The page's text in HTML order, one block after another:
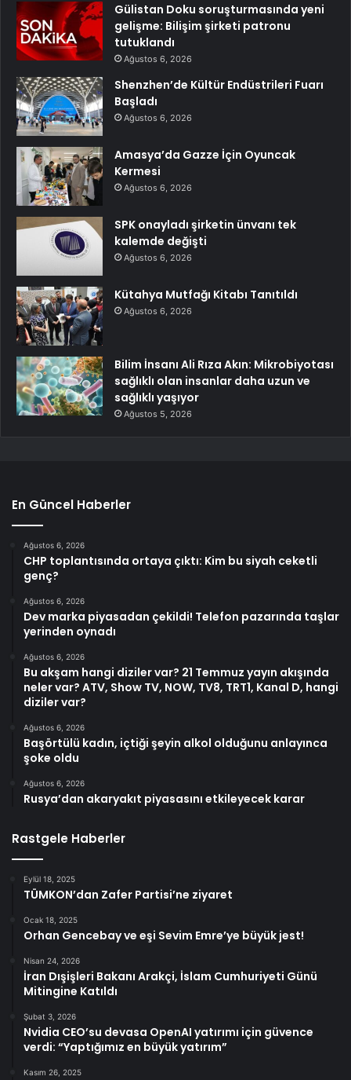
Gülistan Doku soruşturmasında yeni
gelişme: Bilişim şirketi patronu
tutuklandı
Ağustos 6, 2026
Shenzhen’de Kültür Endüstrileri Fuarı
Başladı
Ağustos 6, 2026
Amasya’da Gazze İçin Oyuncak
Kermesi
Ağustos 6, 2026
SPK onayladı şirketin ünvanı tek
kalemde değişti
Ağustos 6, 2026
Kütahya Mutfağı Kitabı Tanıtıldı
Ağustos 6, 2026
Bilim İnsanı Ali Rıza Akın: Mikrobiyotası
sağlıklı olan insanlar daha uzun ve
sağlıklı yaşıyor
Ağustos 5, 2026
En Güncel Haberler
Ağustos 6, 2026
CHP toplantısında ortaya çıktı: Kim bu siyah ceketli
genç?
Ağustos 6, 2026
Dev marka piyasadan çekildi! Telefon pazarında taşlar
yerinden oynadı
Ağustos 6, 2026
Bu akşam hangi diziler var? 21 Temmuz yayın akışında
neler var? ATV, Show TV, NOW, TV8, TRT1, Kanal D, hangi
diziler var?
Ağustos 6, 2026
Başörtülü kadın, içtiği şeyin alkol olduğunu anlayınca
şoke oldu
Ağustos 6, 2026
Rusya’dan akaryakıt piyasasını etkileyecek karar
Rastgele Haberler
Eylül 18, 2025
TÜMKON’dan Zafer Partisi’ne ziyaret
Ocak 18, 2025
Orhan Gencebay ve eşi Sevim Emre’ye büyük jest!
Nisan 24, 2026
İran Dışişleri Bakanı Arakçi, İslam Cumhuriyeti Günü
Mitingine Katıldı
Şubat 3, 2026
Nvidia CEO’su devasa OpenAI yatırımı için güvence
verdi: “Yaptığımız en büyük yatırım”
Kasım 26, 2025